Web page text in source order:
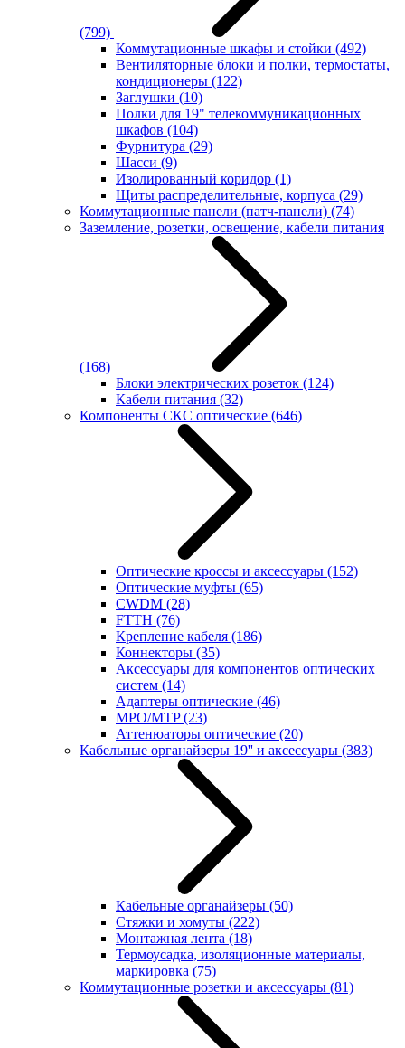
(799)
Коммутационные шкафы и стойки (492)
Вентиляторные блоки и полки, термостаты,
кондиционеры (122)
Заглушки (10)
Полки для 19" телекоммуникационных
шкафов (104)
Фурнитура (29)
Шасси (9)
Изолированный коридор (1)
Щиты распределительные, корпуса (29)
Коммутационные панели (патч-панели) (74)
Заземление, розетки, освещение, кабели питания
(168)
Блоки электрических розеток (124)
Кабели питания (32)
Компоненты СКС оптические (646)
Оптические кроссы и аксессуары (152)
Оптические муфты (65)
CWDM (28)
FTTH (76)
Крепление кабеля (186)
Коннекторы (35)
Аксессуары для компонентов оптических
систем (14)
Адаптеры оптические (46)
MPO/MTP(23)
Аттенюаторы оптические (20)
Кабельные органайзеры 19'' и аксессуары (383)
Кабельные органайзеры (50)
Стяжки и хомуты (222)
Монтажная лента (18)
Термоусадка, изоляционные материалы,
маркировка (75)
Коммутационные розетки и аксессуары (81)